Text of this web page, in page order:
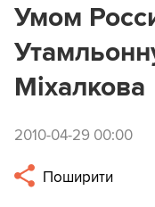
Умом
Міхалкова
2010-04-29 00:00
Поширити